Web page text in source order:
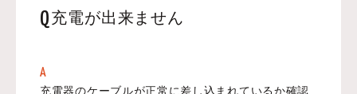
Q充電が出来ません
A
充電器のケーブルが正常に差し込まれているか確認